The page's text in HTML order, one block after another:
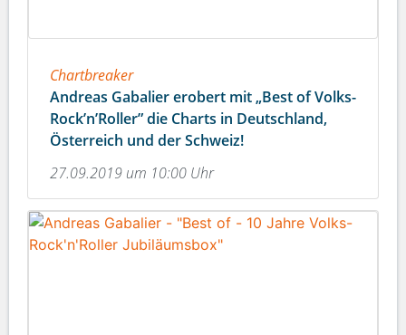
Chartbreaker
Andreas Gabalier erobert mit „Best of Volks-
Rock’n’Roller” die Charts in Deutschland,
Österreich und der Schweiz!
27.09.2019 um 10:00 Uhr